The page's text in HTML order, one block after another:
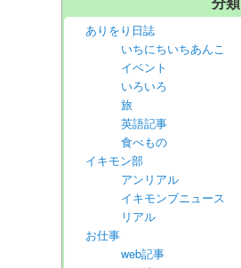
ありをり日誌
いちにちいちあんこ
イベント
いろいろ
旅
英語記事
食べもの
イキモン部
アンリアル
イキモンブニュース
リアル
お仕事
web記事